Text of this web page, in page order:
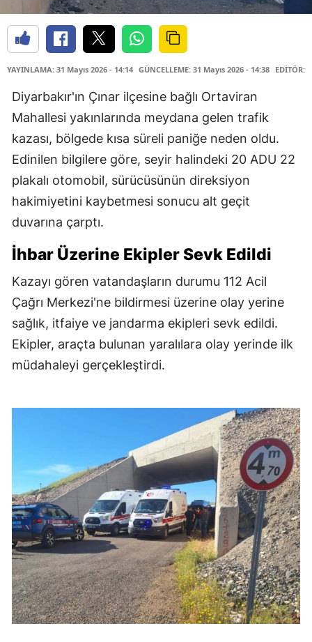
YAYINLAMA: 31 Mayıs 2026 - 14:14 GÜNCELLEME: 31 Mayıs 2026 - 14:38 EDİTÖR:
Diyarbakır'ın Çınar ilçesine bağlı Ortaviran
Mahallesi yakınlarında meydana gelen trafik
kazası, bölgede kısa süreli paniğe neden oldu.
Edinilen bilgilere göre, seyir halindeki 20 ADU 22
plakalı otomobil, sürücüsünün direksiyon
hakimiyetini kaybetmesi sonucu alt geçit
duvarına çarptı.
İhbar Üzerine Ekipler Sevk Edildi
Kazayı gören vatandaşların durumu 112 Acil
Çağrı Merkezi'ne bildirmesi üzerine olay yerine
sağlık, itfaiye ve jandarma ekipleri sevk edildi.
Ekipler, araçta bulunan yaralılara olay yerinde ilk
müdahaleyi gerçekleştirdi.